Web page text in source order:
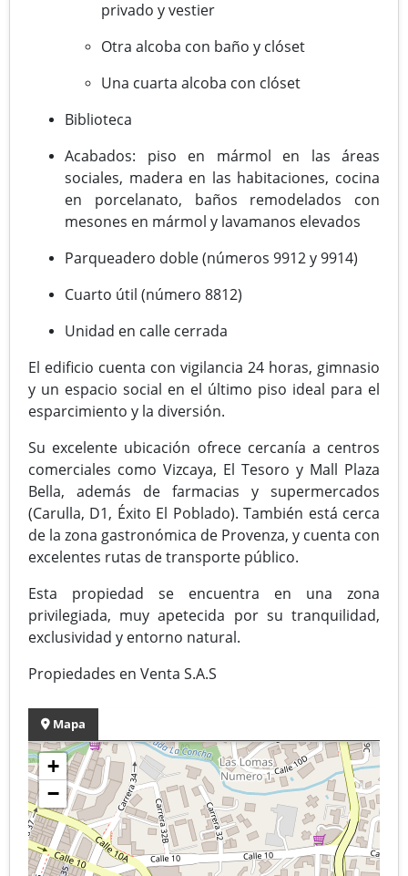
privado y vestier
Otra alcoba con baño y clóset
Una cuarta alcoba con clóset
Biblioteca
Acabados: piso en mármol en las áreas
sociales, madera en las habitaciones, cocina
en porcelanato, baños remodelados con
mesones en mármol y lavamanos elevados
Parqueadero doble (números 9912 y 9914)
Cuarto útil (número 8812)
Unidad en calle cerrada
El edificio cuenta con vigilancia 24 horas, gimnasio
y un espacio social en el último piso ideal para el
esparcimiento y la diversión.
Su excelente ubicación ofrece cercanía a centros
comerciales como Vizcaya, El Tesoro y Mall Plaza
Bella, además de farmacias y supermercados
(Carulla, D1, Éxito El Poblado). También está cerca
de la zona gastronómica de Provenza, y cuenta con
excelentes rutas de transporte público.
Esta propiedad se encuentra en una zona
privilegiada, muy apetecida por su tranquilidad,
exclusividad y entorno natural.
Propiedades en Venta S.A.S
Mapa
+
−